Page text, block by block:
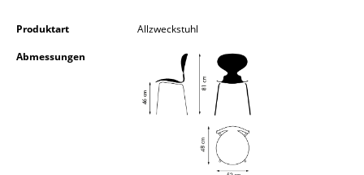
... alle Aufbewahrungsmöbel
Licht
Hängeleuchten & Deckenleuchten
Produktart
Allzweckstuhl
Abmessungen